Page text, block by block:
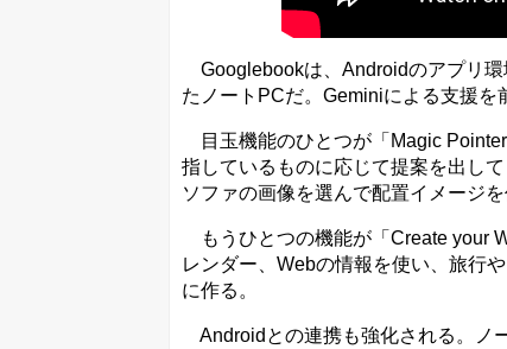
Googlebookは、Androidのアプリ
たノートPCだ。Geminiによる支援を
目玉機能のひとつが「Magic
指しているものに応じて提案を出し
ソファの画像を選んで配置イメージを
もうひとつの機能が「Create your
レンダー、Webの情報を使い、旅行
に作る。
Androidとの連携も強化される。ノ